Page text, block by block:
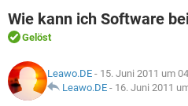
WHATSAPP
FACEBOOK
WINDOWS 10
WHATSAPP
FACEBOOK
SPIELE
ANDROID
WINDOWS 10
WHATSAPP
FORUM
SPIELE
ANDROID
LEXIKON
SPIELE
Wie kann ich Software
Gelöst
Leawo.DE - 15. Juni 2011 um
Leawo.DE - 16. Juni 2011